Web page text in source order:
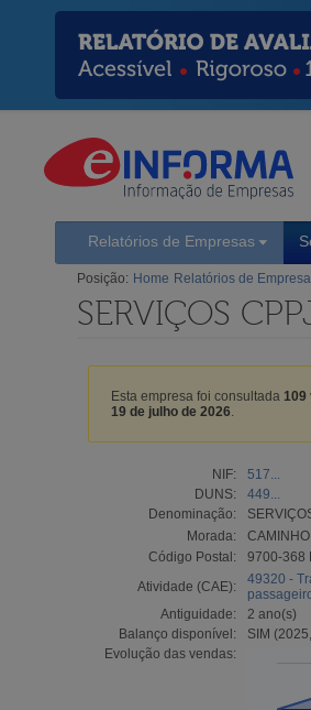
Relatórios de Empresas
Posição: Home Relatórios de
SERVIÇOS
Esta empresa foi consultada 109
19 de julho de 2026
NIF:
517...
DUNS:
449...
Denominação:
Morada:
Código Postal:
9700-368
Atividade (CAE):
49320 -
Antiguidade:
2 ano(s)
Balanço disponível:
SIM
Evolução das vendas: